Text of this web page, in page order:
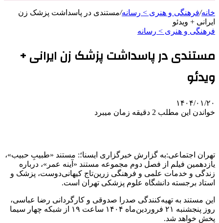
خانه/فرهنگی و هنری > رسانه/مستندی در پاسداشت پزشک زن
ایرانی + ویدئو
فرهنگی و هنری > رسانه
مستندی در پاسداشت پزشک زن ایرانی +
ویدئو
۱۴۰۴/۰۱/۲۰
خواندن این مطلب 2 دقیقه زمان میبرد
تهران اجتماعی:به گزارش خبرگزاری ایسنا؛: مستند «طبیبِ حبیب»،
یازدهمین فیلم از فصل دوم مجموعه مستند «آینه عمر»، درباره
زندگی و خدمات علمی و فرهنگی زرین‌تاج کیهانی‌دوست، پزشک و
استاد برجسته دانشگاه علوم پزشکی تهران است.
این مستند به تهیه‌کنندگی صدرا صدوقی و کارگردانی رضا عباسی،
روز پنجشنبه ۲۱ فروردین‌ماه ۱۴۰۴ ساعت ۱۹ از شبکه چهار سیما
پخش خواهد شد.